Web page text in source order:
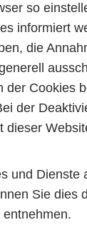
so
informiert
die
der Cookies
der
dieser
und Dienste
Sie dies